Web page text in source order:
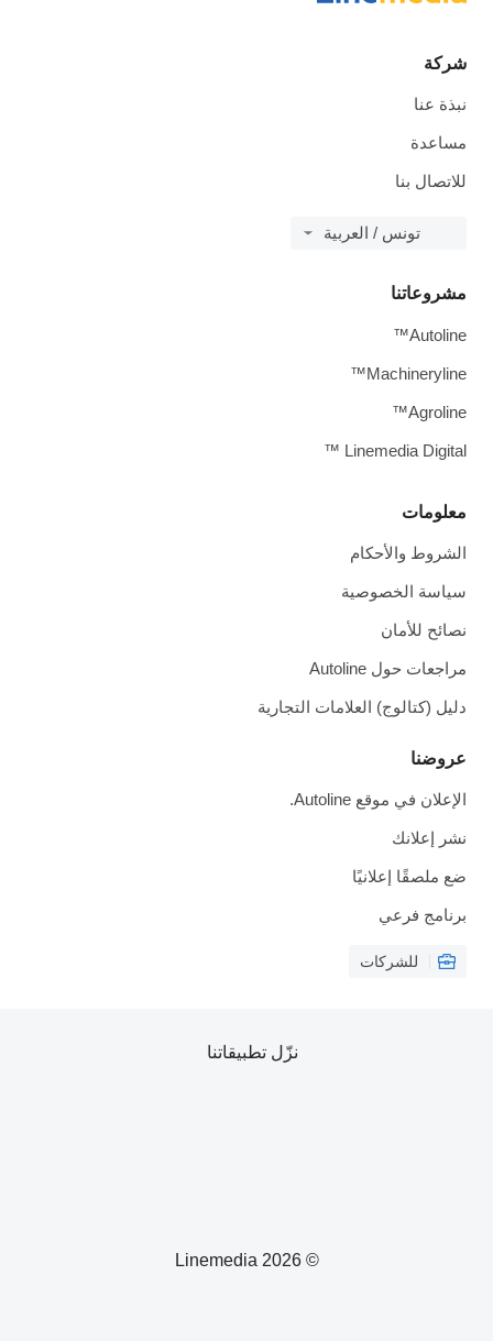
شركة
نبذة عنا
مساعدة
للاتصال بنا
تونس / العربية
معلومات
الشروط والأحكام
سياسة الخصوصية
نصائح للأمان
مراجعات حول Autoline
دليل (كتالوج) العلامات التجارية
عروضنا
الإعلان في موقع Autoline.
نشر إعلانك
ضع ملصقًا إعلانيًا
برنامج فرعي
للشركات
مشروعاتنا
Autoline™
Machineryline™
Agroline™
Linemedia Digital ™
© 2026 Linemedia
نزّل تطبيقاتنا